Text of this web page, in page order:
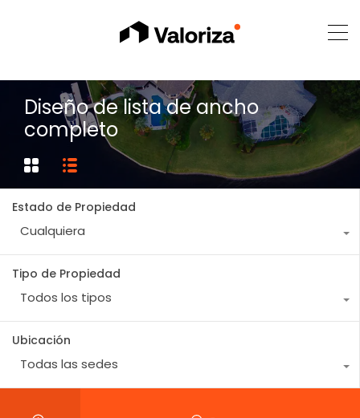
Diseño de lista de ancho
completo
Estado de Propiedad
Cualquiera
Tipo de Propiedad
Todos los tipos
Ubicación
Todas las sedes